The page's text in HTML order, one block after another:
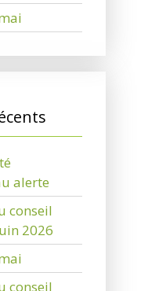
alerte
conseil
2026
conseil